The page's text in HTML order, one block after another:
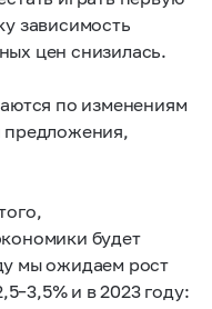
зависимость
цен снизилась.
по изменениям
предложения,
будет
мы ожидаем рост
и в 2023 году: